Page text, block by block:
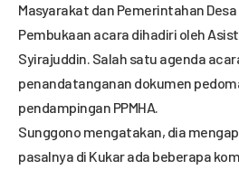
Masyarakat dan Pemerintahan Desa
Pembukaan acara dihadiri oleh
Syirajuddin. Salah satu agenda
penandatanganan dokumen
pendampingan PPMHA.
Sunggono mengatakan, dia
pasalnya di Kukar ada beberapa